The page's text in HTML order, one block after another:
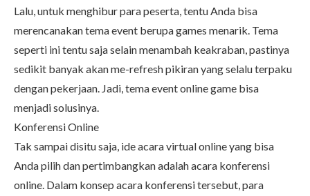
Lalu, untuk menghibur para peserta, tentu Anda bisa
merencanakan tema event berupa games menarik. Tema
seperti ini tentu saja selain menambah keakraban, pastinya
sedikit banyak akan me-refresh pikiran yang selalu terpaku
dengan pekerjaan. Jadi, tema event online game bisa
menjadi solusinya.
Konferensi Online
Tak sampai disitu saja, ide acara virtual online yang bisa
Anda pilih dan pertimbangkan adalah acara konferensi
online. Dalam konsep acara konferensi tersebut, para